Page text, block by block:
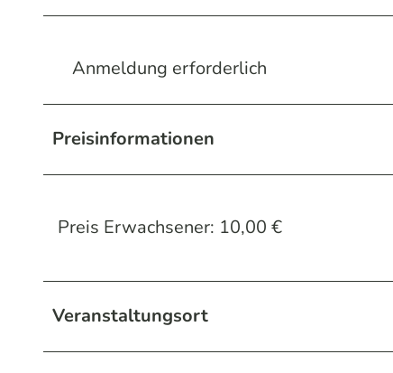
Anmeldung erforderlich
Preisinformationen
Preis Erwachsener: 10,00 €
Veranstaltungsort